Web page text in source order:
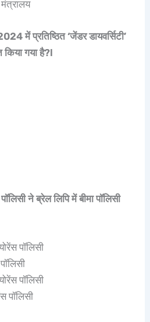
मंत्रालय
में प्रतिष्ठित ‘जेंडर डायवर्सिटी’
किया गया है?l
ने ब्रेल लिपि में बीमा पॉलिसी
पॉलिसी
पॉलिसी
पॉलिसी